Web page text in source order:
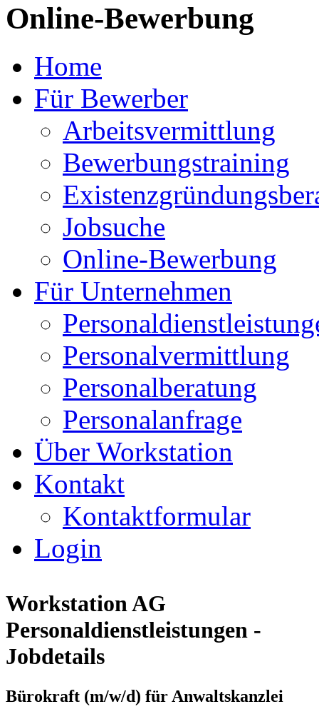
Online-Bewerbung
Home
Für Bewerber
Arbeitsvermittlung
Bewerbungstraining
Jobsuche
Online-Bewerbung
Für Unternehmen
Personalvermittlung
Personalberatung
Personalanfrage
Über Workstation
Kontakt
Kontaktformular
Login
Workstation AG
Personaldienstleistungen -
Jobdetails
Bürokraft (m/w/d) für Anwaltskanzlei